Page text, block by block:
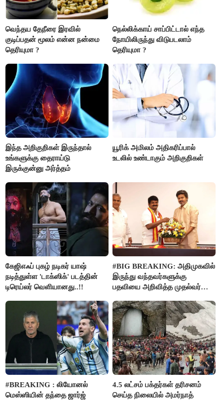
வெந்தய தேநீரை இரவில்
குடிப்பதன் மூலம் என்ன நன்மை
தெரியுமா ?
நெல்லிக்காய் சாப்பிட்டால் எந்த
நோயிலிருந்து விடுபடலாம்
தெரியுமா ?
இந்த அறிகுறிகள் இருந்தால்
உங்களுக்கு தைராய்டு
இருக்குன்னு அர்த்தம்
யூரிக் அமிலம் அதிகரிப்பால்
உடலில் உண்டாகும் அறிகுறிகள்
கேஜிஎஃப் புகழ் நடிகர் யாஷ்
நடித்துள்ள 'டாக்‌ஸிக்' படத்தின்
டிரெய்லர் வெளியானது..!!
#BIG BREAKING: அதிமுகவில்
இருந்து வந்தவர்களுக்கு
பதவியை அறிவித்த முதல்வர்
#BREAKING : லியோனல்
மெஸ்ஸியின் தந்தை ஜார்ஜ்
4.5 லட்சம் பக்தர்கள் தரிசனம்
செய்த நிலையில் அமர்நாத்